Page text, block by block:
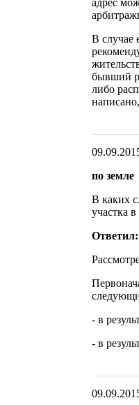
В случае
бывший
либо
по земле
В каких
участка
- в
- в